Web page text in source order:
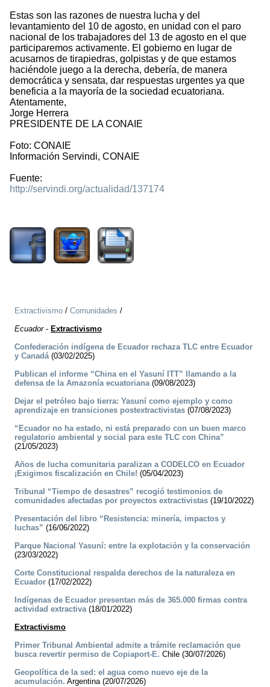
Estas son las razones de nuestra lucha y del
levantamiento del 10 de agosto, en unidad con el paro
nacional de los trabajadores del 13 de agosto en el que
participaremos activamente. El gobierno en lugar de
acusarnos de tirapiedras, golpistas y de que estamos
haciéndole juego a la derecha, debería, de manera
democrática y sensata, dar respuestas urgentes ya que
beneficia a la mayoría de la sociedad ecuatoriana.
Atentamente,
Jorge Herrera
PRESIDENTE DE LA CONAIE
Foto: CONAIE
Información Servindi, CONAIE
Fuente:
http://servindi.org/actualidad/137174
Extractivismo / Comunidades /
Ecuador- Extractivismo
Confederación indígena de Ecuador rechaza TLC entre Ecuador
y Canadá(03/02/2025)
Publican el informe “China en el Yasuní ITT” llamando a la
defensa de la Amazonía ecuatoriana(09/08/2023)
Dejar el petróleo bajo tierra: Yasuní como ejemplo y como
aprendizaje en transiciones postextractivistas (07/08/2023)
“Ecuador no ha estado, ni está preparado con un buen marco
regulatorio ambiental y social para este TLC con China”
(21/05/2023)
Años de lucha comunitaria paralizan a CODELCO en Ecuador
¡Exigimos fiscalización en Chile! (05/04/2023)
Tribunal “Tiempo de desastres” recogió testimonios de
comunidades afectadas por proyectos extractivistas (19/10/2022)
Presentación del libro “Resistencia: minería, impactos y
luchas” (16/06/2022)
Parque Nacional Yasuní: entre la explotación y la conservación
(23/03/2022)
Corte Constitucional respalda derechos de la naturaleza en
Ecuador (17/02/2022)
Indígenas de Ecuador presentan más de 365.000 firmas contra
actividad extractiva(18/01/2022)
Extractivismo
Primer Tribunal Ambiental admite a trámite reclamación que
busca revertir permiso de Copiaport-E. Chile (30/07/2026)
Geopolítica de la sed: el agua como nuevo eje de la
acumulación. Argentina (20/07/2026)